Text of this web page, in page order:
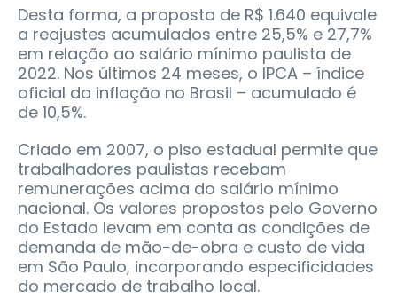
Desta forma, a proposta de R$ 1.640 equivale
a reajustes acumulados entre 25,5% e 27,7%
em relação ao salário mínimo paulista de
2022. Nos últimos 24 meses, o IPCA – índice
oficial da inflação no Brasil – acumulado é
de 10,5%.
Criado em 2007, o piso estadual permite que
trabalhadores paulistas recebam
remunerações acima do salário mínimo
nacional. Os valores propostos pelo Governo
do Estado levam em conta as condições de
demanda de mão-de-obra e custo de vida
em São Paulo, incorporando especificidades
do mercado de trabalho local.